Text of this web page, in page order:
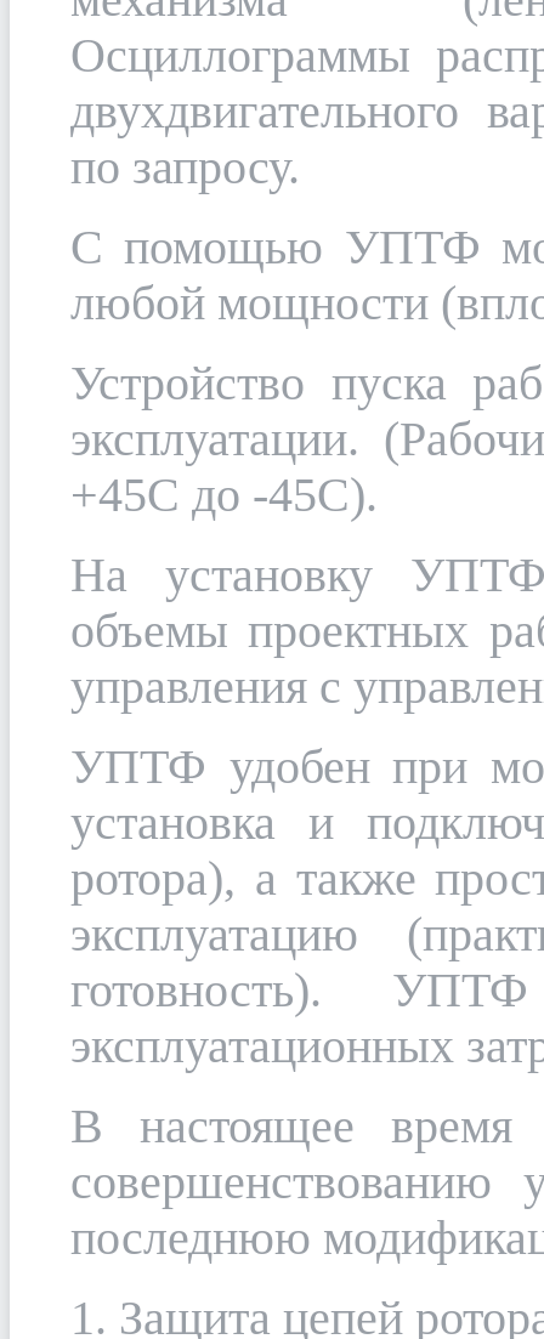
Осциллограммы
двухдвигательного
по запросу.
С помощью УПТФ
любой мощности
Устройство пуска
эксплуатации.
+45С до -45С).
На установку
объемы проектных
управления с
УПТФ удобен при
установка и
ротора), а также
эксплуатацию
готовность).
эксплуатационных
В настоящее время
последнюю
1. Защита цепей